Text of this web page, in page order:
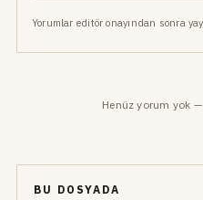
Yorumlar editör onayından sonra
Henüz yorum yok
BU DOSYADA